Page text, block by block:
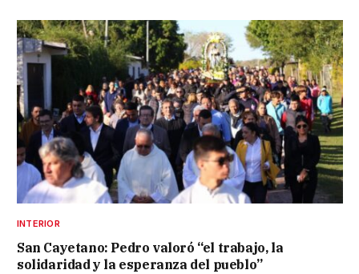
INTERIOR
San Cayetano: Pedro valoró “el trabajo, la
solidaridad y la esperanza del pueblo”